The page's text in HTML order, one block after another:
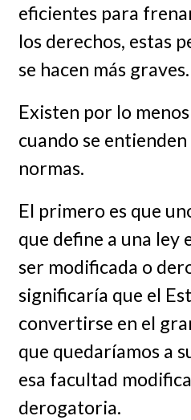
eficientes para
los derechos, estas
se hacen más graves.
Existen por lo
cuando se
normas.
El primero es que
que define a una ley
ser modificada o
significaría que el
convertirse en el
que quedaríamos a
esa facultad
derogatoria.